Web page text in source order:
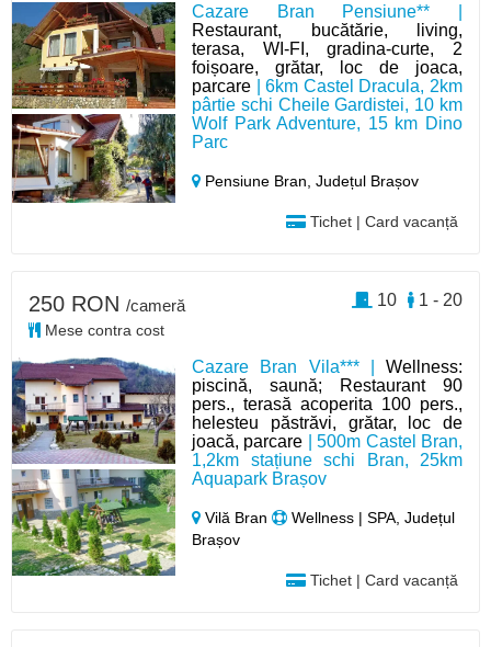
Cazare Bran Pensiune** |
Restaurant, bucătărie, living,
terasa, WI-FI, gradina-curte, 2
foișoare, grătar, loc de joaca,
parcare | 6km Castel Dracula, 2km
pârtie schi Cheile Gardistei, 10 km
Wolf Park Adventure, 15 km Dino
Parc
Pensiune Bran,Județul Brașov
Tichet | Card vacanță
Cazare Bran Vila*** | Wellness:
piscină, saună; Restaurant 90
pers., terasă acoperita 100 pers.,
helesteu păstrăvi, grătar, loc de
joacă, parcare | 500m Castel Bran,
1,2km stațiune schi Bran, 25km
Aquapark Brașov
Vilă Bran
Wellness | SPA, Județul
Brașov
Tichet | Card vacanță
250 RON /cameră
Mese contra cost
1 - 20
10